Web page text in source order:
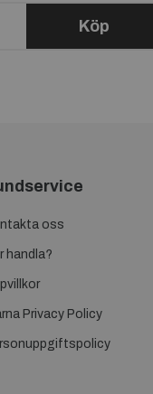
Köp
oss
handla?
Privacy Policy